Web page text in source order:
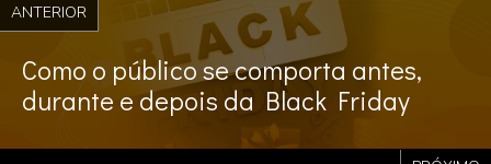
ANTERIOR
Como o público se comporta antes,
durante e depois da Black Friday